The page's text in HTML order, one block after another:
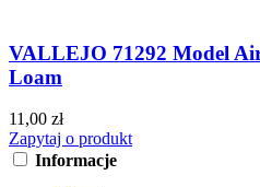
VALLEJO 71292 Model
Loam
11,00 zł
Zapytaj o produkt
Informacje